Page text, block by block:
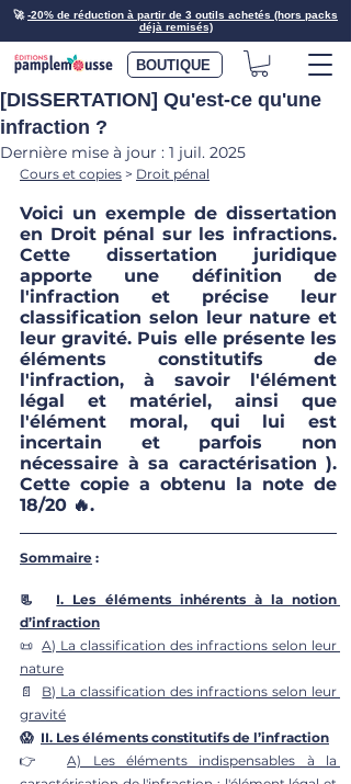
🚀-20% de réduction à partir de 3 outils achetés (hors packs
déjà remisés)
BOUTIQUE
[DISSERTATION] Qu'est-ce qu'une
infraction ?
Dernière mise à jour : 1 juil. 2025
Cours et copies > Droit pénal
Voici un exemple de dissertation
en Droit pénal sur les infractions.
Cette dissertation juridique
apporte une définition de
l'infraction et précise leur
classification selon leur nature et
leur gravité. Puis elle présente les
éléments constitutifs de
l'infraction, à savoir l'élément
légal et matériel, ainsi que
l'élément moral, qui lui est
incertain et parfois non
nécessaire à sa caractérisation ).
Cette copie a obtenu la note de
18/20 🔥.
Sommaire :
📃 I. Les éléments inhérents à la notion
d’infraction
📜 A) La classification des infractions selon leur
nature
📄 B) La classification des infractions selon leur
gravité
😱 II. Les éléments constitutifs de l’infraction
👉 A) Les éléments indispensables à la